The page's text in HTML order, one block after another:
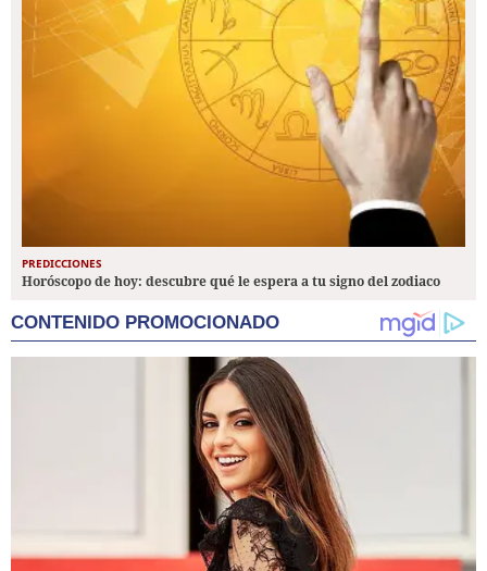
PREDICCIONES
Horóscopo de hoy: descubre qué le espera a tu signo del zodiaco
CONTENIDO PROMOCIONADO